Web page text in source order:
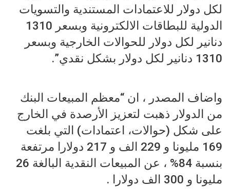
لكل دولار للاعتمادات المستندية والتسويات
الدولية للبطاقات الالكترونية وبسعر 1310
دنانير لكل دولار للحوالات الخارجية وبسعر
1310 دنانير لكل دولار بشكل نقدي”.
واضاف المصدر ، ان “معظم المبيعات البنك
من الدولار ذهبت لتعزيز الأرصدة في الخارج
على شكل (حوالات، اعتمادات) التي بلغت
169 مليونا و 229 الف و 217 دولارا مرتفعة
بنسبة 84% ، عن المبيعات النقدية البالغة 26
مليونا و 300 الف دولارا .